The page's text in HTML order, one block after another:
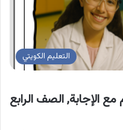
التعليم الكويتي
الإجابة, الصف الرابع